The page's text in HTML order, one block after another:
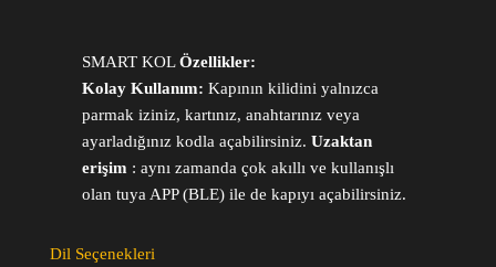
SMART KOLÖzellikler:
Kolay Kullanım: Kapının kilidini yalnızca
parmak iziniz, kartınız, anahtarınız veya
ayarladığınız kodla açabilirsiniz. Uzaktan
erişim: aynı zamanda çok akıllı ve kullanışlı
olan tuya APP (BLE) ile de kapıyı açabilirsiniz.
Dil Seçenekleri